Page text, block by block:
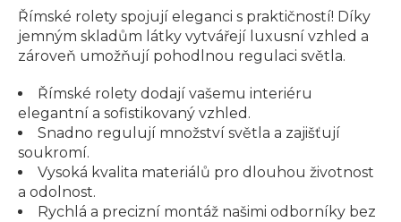
Římské rolety spojují eleganci s praktičností! Díky
jemným skladům látky vytvářejí luxusní vzhled a
zároveň umožňují pohodlnou regulaci světla.
Římské rolety dodají vašemu interiéru
elegantní a sofistikovaný vzhled.
Snadno regulují množství světla a zajišťují
soukromí.
Vysoká kvalita materiálů pro dlouhou životnost
a odolnost.
Rychlá a precizní montáž našimi odborníky bez